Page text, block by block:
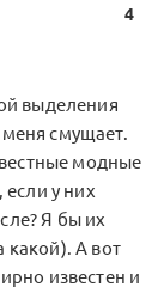
4
выделения
смущает.
модные
если у них
Я бы их
какой). А вот
известен и